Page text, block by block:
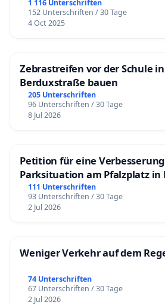
1 116 Unterschriften
152 Unterschriften / 30 Tage
4 Oct 2025
Zebrastreifen vor der Schule
Berduxstraße bauen
205 Unterschriften
96 Unterschriften / 30 Tage
8 Jul 2026
Petition für eine
Parksituation am Pfalzplatz
111 Unterschriften
93 Unterschriften / 30 Tage
2 Jul 2026
Weniger Verkehr auf dem
74 Unterschriften
67 Unterschriften / 30 Tage
2 Jul 2026